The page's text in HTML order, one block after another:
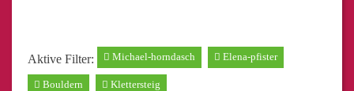
Aktive Filter: Michael-horndasch Elena-pfister
Bouldern Klettersteig